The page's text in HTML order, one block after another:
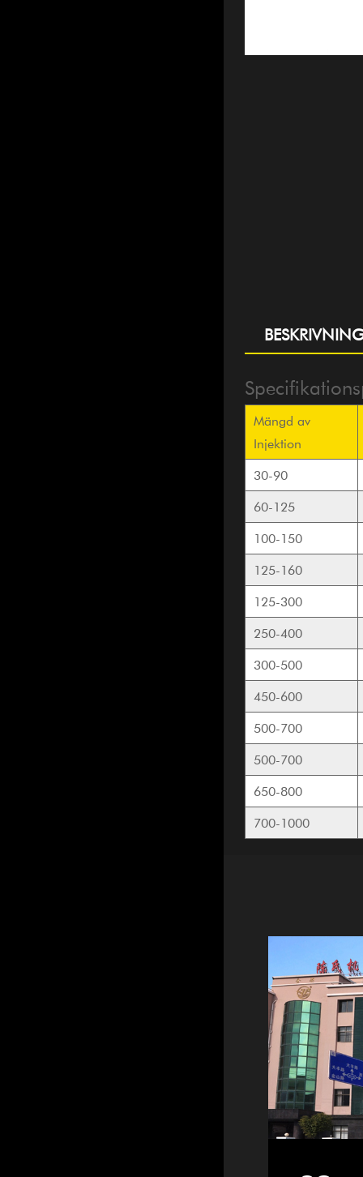
Mängd av
Injektion
30-90
60-125
100-150
125-160
125-300
250-400
300-500
450-600
500-700
500-700
650-800
700-1000